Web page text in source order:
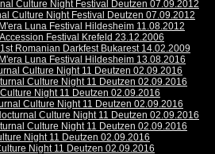
Culture Night Festival Deutzen 07.09.2012
Culture Night Festival Deutzen 07.09.2012
Luna Festival Hildesheim 11.08.2012
Festival Krefeld 23.12.2006
Romanian Darkfest Bukarest 14.02.2009
Luna Festival Hildesheim 13.08.2016
Culture Night 11 Deutzen 02.09.2016
Culture Night 11 Deutzen 02.09.2016
Night 11 Deutzen 02.09.2016
Culture Night 11 Deutzen 02.09.2016
Culture Night 11 Deutzen 02.09.2016
Culture Night 11 Deutzen 02.09.2016
Night 11 Deutzen 02.09.2016
Night 11 Deutzen 02.09.2016